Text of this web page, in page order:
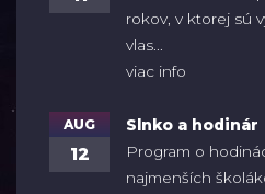
rokov, v ktorej sú
vlas...
viac info
AUG
12
Slnko a hodinár
Program o
najmenších